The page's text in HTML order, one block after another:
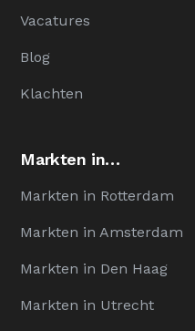
Vacatures
Blog
Klachten
Markten in…
Markten in Rotterdam
Markten in Amsterdam
Markten in Den Haag
Markten in Utrecht